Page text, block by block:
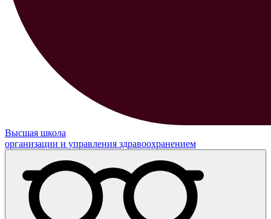
Высшая школа
организации и управления здравоохранением